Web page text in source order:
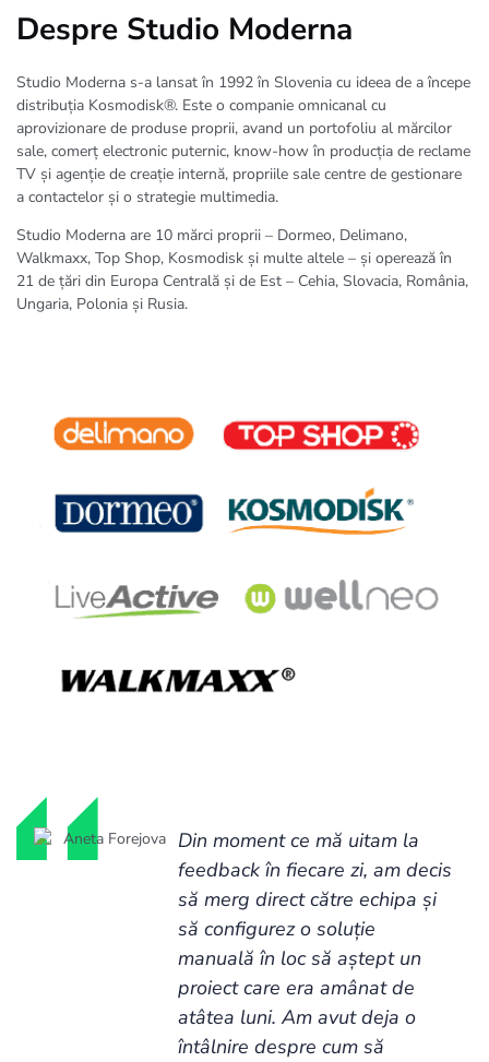
Despre Studio Moderna
Studio Moderna s-a lansat în 1992 în Slovenia cu ideea de a începe
distribuția Kosmodisk®. Este o companie omnicanal cu
aprovizionare de produse proprii, avand un portofoliu al mărcilor
sale, comerț electronic puternic, know-how în producția de reclame
TV și agenție de creație internă, propriile sale centre de gestionare
a contactelor și o strategie multimedia.
Studio Moderna are 10 mărci proprii – Dormeo, Delimano,
Walkmaxx, Top Shop, Kosmodisk și multe altele – și operează în
21 de țări din Europa Centrală și de Est – Cehia, Slovacia, România,
Ungaria, Polonia și Rusia.
Din moment ce mă uitam la
feedback în fiecare zi, am decis
să merg direct către echipa și
să configurez o soluție
manuală în loc să aștept un
proiect care era amânat de
atâtea luni. Am avut deja o
întâlnire despre cum să